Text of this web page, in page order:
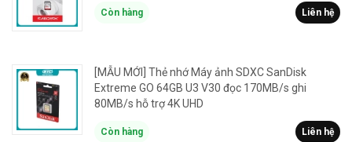
Còn hàng Liên hệ
[MẪU MỚI] Thẻ nhớ Máy ảnh SDXC SanDisk
Extreme GO 64GB U3 V30 đọc 170MB/s ghi
80MB/s hỗ trợ 4K UHD
Còn hàng Liên hệ